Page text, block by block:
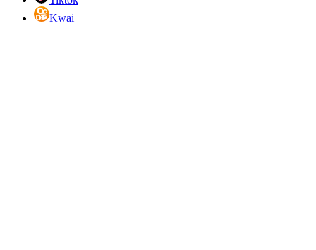
Kwai